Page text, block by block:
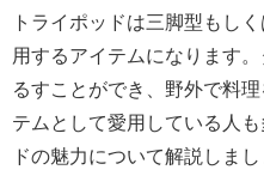
トライポッドは三脚型もし
用するアイテムになります
るすことができ、野外で料
テムとして愛用している人
ドの魅力について解説しまし